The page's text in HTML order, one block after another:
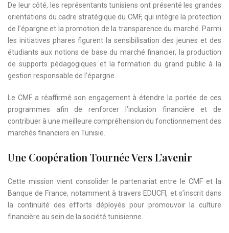
De leur côté, les représentants tunisiens ont présenté les grandes
orientations du cadre stratégique du CMF, qui intègre la protection
de l’épargne et la promotion de la transparence du marché. Parmi
les initiatives phares figurent la sensibilisation des jeunes et des
étudiants aux notions de base du marché financier, la production
de supports pédagogiques et la formation du grand public à la
gestion responsable de l’épargne.
Le CMF a réaffirmé son engagement à étendre la portée de ces
programmes afin de renforcer l’inclusion financière et de
contribuer à une meilleure compréhension du fonctionnement des
marchés financiers en Tunisie.
Une Coopération Tournée Vers L’avenir
Cette mission vient consolider le partenariat entre le CMF et la
Banque de France, notamment à travers EDUCFI, et s’inscrit dans
la continuité des efforts déployés pour promouvoir la culture
financière au sein de la société tunisienne.